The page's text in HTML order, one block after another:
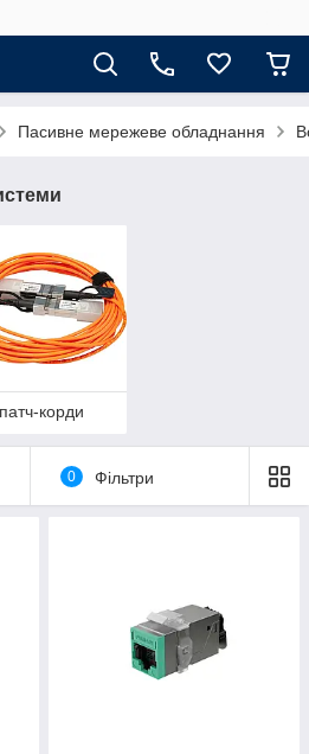
Пасивне мережеве обладнання
корди
0 Фільтри